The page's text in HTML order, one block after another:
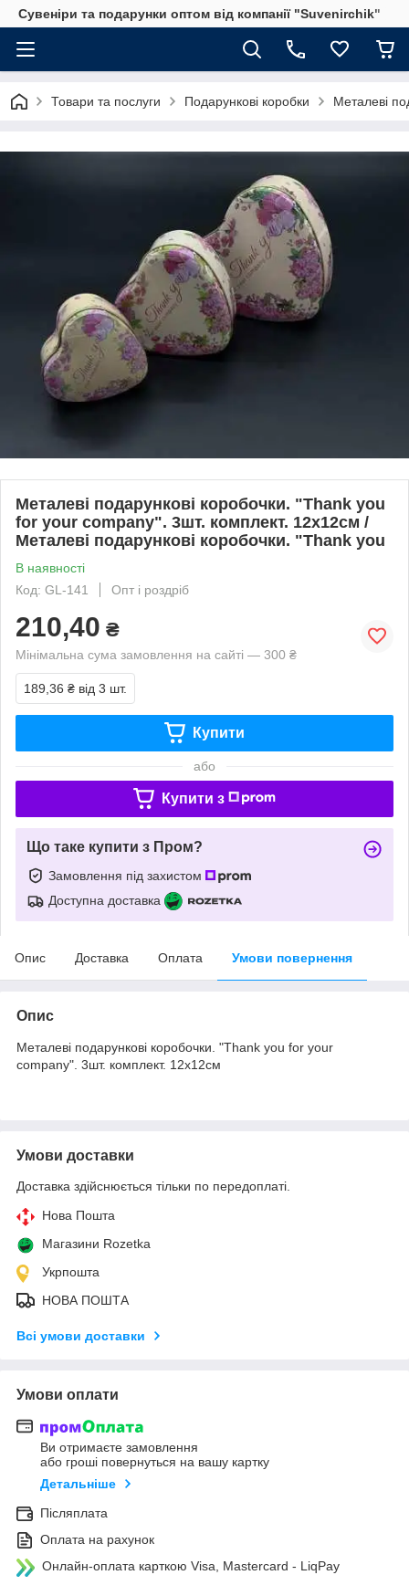
Сувеніри та подарунки оптом від компанії "Suvenirchik"
Товари та послуги Подарункові коробки Металеві
Металеві подарункові коробочки. "Thank you
for your company". 3шт. комплект. 12х12см /
Металеві подарункові коробочки. "Thank you
В наявності
Код: GL-141
Опт і роздріб
210,40 ₴
Мінімальна сума замовлення на сайті — 300 ₴
189,36 ₴ від 3 шт.
Купити
або
Купити з
Що таке купити з Пром?
Замовлення під захистом
Доступна доставка
Опис Доставка Оплата Умови повернення
Опис
Металеві подарункові коробочки. "Thank you for your
company". 3шт. комплект. 12х12см
Умови доставки
Доставка здійснюється тільки по передоплаті.
Нова Пошта
Магазини Rozetka
Укрпошта
НОВА ПОШТА
Всі умови доставки
Умови оплати
Ви отримаєте замовлення
або гроші повернуться на вашу картку
Детальніше
Післяплата
Оплата на рахунок
Онлайн-оплата карткою Visa, Mastercard - LiqPay